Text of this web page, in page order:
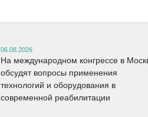
06.08.2026
На международном конгрессе в
обсудят вопросы применения
технологий и оборудования в
современной реабилитации